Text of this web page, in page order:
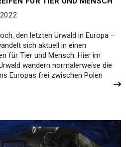
den letzten Urwald in Europa –
sich aktuell in einen
für Tier und Mensch. Hier im
wandern normalerweise die
Europas frei zwischen Polen